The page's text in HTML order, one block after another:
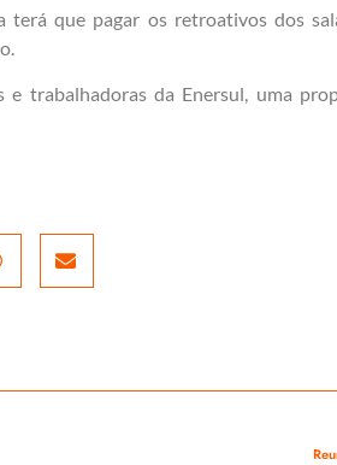
que pagar os retroativos dos
e trabalhadoras da Enersul, uma